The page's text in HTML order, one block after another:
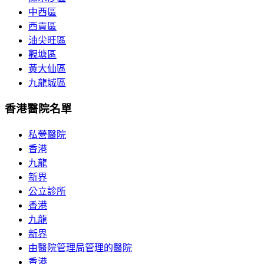
中西區
西貢區
油尖旺區
觀塘區
黃大仙區
九龍城區
香港醫院名單
私營醫院
香港
九龍
新界
公立診所
香港
九龍
新界
由醫院管理局管理的醫院